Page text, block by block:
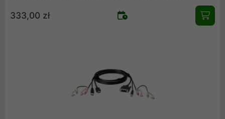
kompatybilnych urządzeń firmy ATEN zapewniamy pewność i
jakość połączeń.
333,00 zł